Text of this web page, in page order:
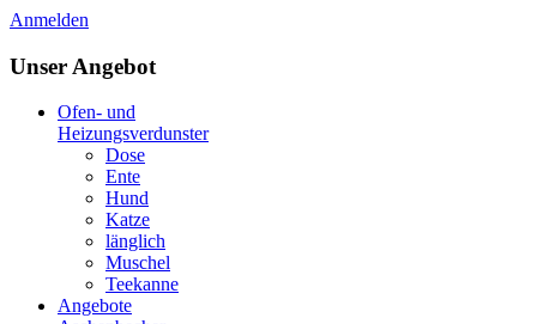
Anmelden
Unser Angebot
Ofen- und
Heizungsverdunster
Dose
Ente
Hund
Katze
länglich
Muschel
Teekanne
Angebote